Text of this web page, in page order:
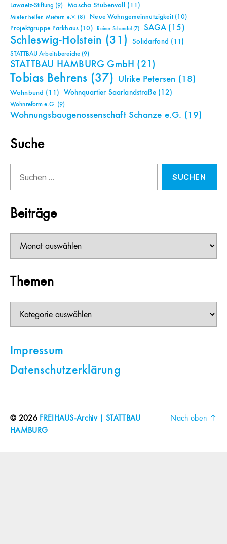
Lawaetz-Stiftung (9) Mascha Stubenvoll (11)
Mieter helfen Mietern e.V. (8) Neue Wohngemeinnützigkeit(10)
Projektgruppe Parkhaus (10) Reiner Schendel (7) SAGA(15)
Schleswig-Holstein (31) Solidarfond (11)
STATTBAU Arbeitsbereiche (9)
STATTBAU HAMBURG GmbH (21)
Tobias Behrens (37) Ulrike Petersen (18)
Wohnbund (11) Wohnquartier Saarlandstraße(12)
Wohnreform e.G.(9)
Wohnungsbaugenossenschaft Schanze e.G. (19)
Suche
nach:
Beiträge
Themen
Impressum
Datenschutzerklärung
© 2026 FREIHAUS-Archiv | STATTBAU
HAMBURG
Nach oben ↑